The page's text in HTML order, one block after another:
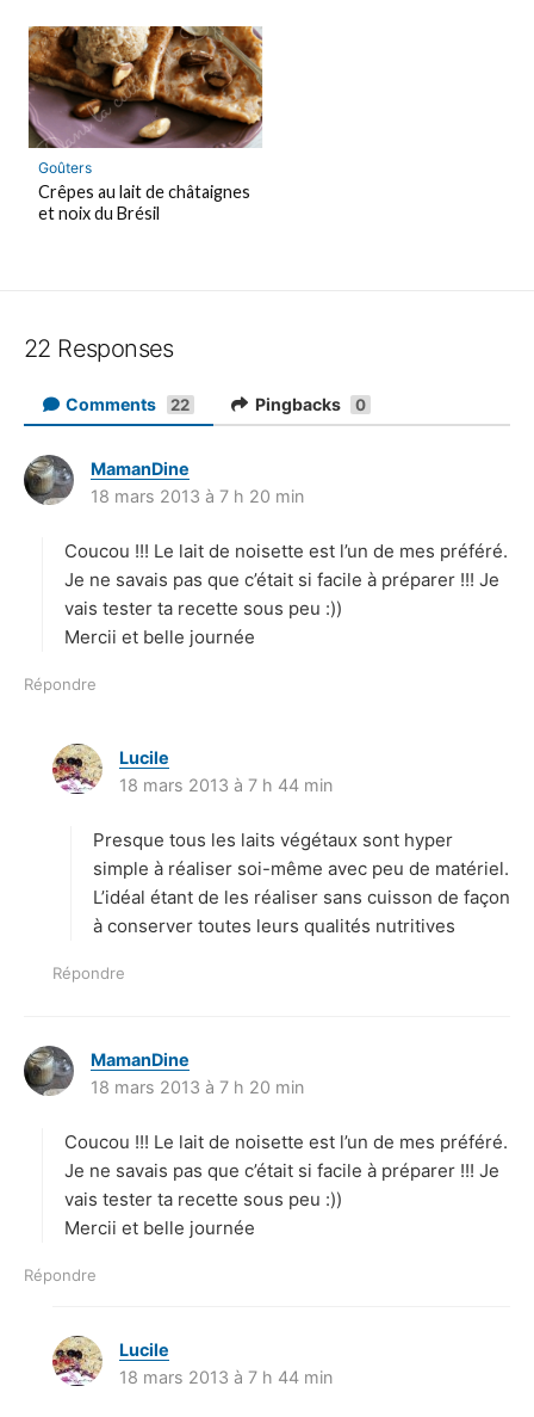
Goûters
Crêpes au lait de châtaignes
et noix du Brésil
22 Responses
Comments 22 Pingbacks 0
MamanDine
i
:
18 mars 2013 à 7 h 20 min
Coucou !!! Le lait de noisette est l’un de mes préféré.
Je ne savais pas que c’était si facile à préparer !!! Je
vais tester ta recette sous peu :))
Mercii et belle journée
Répondre
Lucile
i
:
18 mars 2013 à 7 h 44 min
Presque tous les laits végétaux sont hyper
simple à réaliser soi-même avec peu de matériel.
L’idéal étant de les réaliser sans cuisson de façon
à conserver toutes leurs qualités nutritives
Répondre
MamanDine
i
:
18 mars 2013 à 7 h 20 min
Coucou !!! Le lait de noisette est l’un de mes préféré.
Je ne savais pas que c’était si facile à préparer !!! Je
vais tester ta recette sous peu :))
Mercii et belle journée
Répondre
Lucile
i
18 mars 2013 à 7 h 44 min